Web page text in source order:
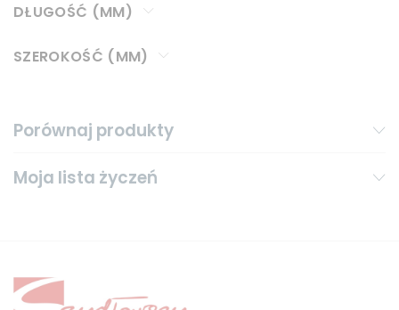
DŁUGOŚĆ (MM)
SZEROKOŚĆ (MM)
Porównaj produkty
Moja lista życzeń